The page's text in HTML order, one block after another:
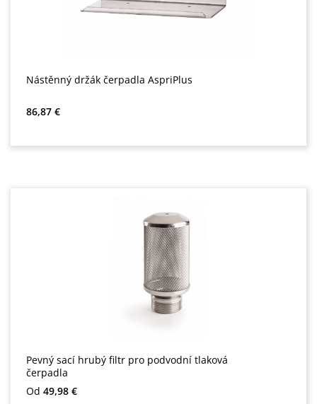
Nástěnný držák čerpadla AspriPlus
Běžná cena:
86,87 €
Pevný sací hrubý filtr pro podvodní tlaková
čerpadla
Běžná cena:
Od 49,98 €